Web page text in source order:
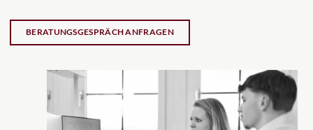
BERATUNGSGESPRÄCH ANFRAGEN